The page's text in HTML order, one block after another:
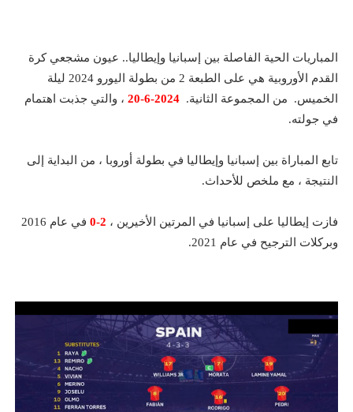
المباريات الحية الفاصلة بين إسبانيا وإيطاليا.. عيون مشجعي كرة
القدم الأوروبية هي على الطبعة 2 من بطولة اليورو 2024 ليلة
الخميس. من المجموعة الثانية.
، والتي جذبت اهتمام
في جولته.
تابع المباراة بين إسبانيا وإيطاليا في بطولة أوروبا ، من البداية إلى
النتيجة ، مع ملخص للأحداث.
فازت إيطاليا على إسبانيا في المرتين الأخيرين ، 2-0
في عام 2016
وبركلات الترجيح في عام 2021.